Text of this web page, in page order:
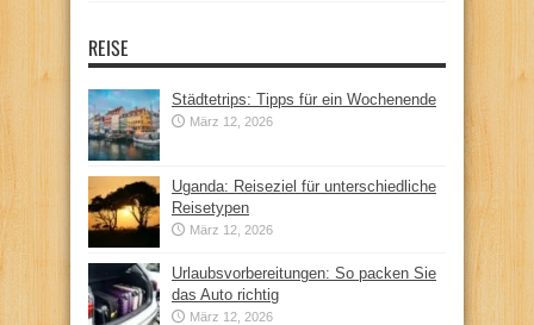
REISE
Städtetrips: Tipps für ein Wochenende
März 12, 2026
Uganda: Reiseziel für unterschiedliche
Reisetypen
März 12, 2026
Urlaubsvorbereitungen: So packen Sie
das Auto richtig
März 12, 2026